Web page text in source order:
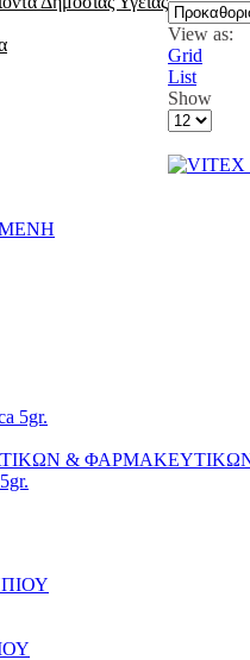
View as:
Grid
List
Show
Products
page
&